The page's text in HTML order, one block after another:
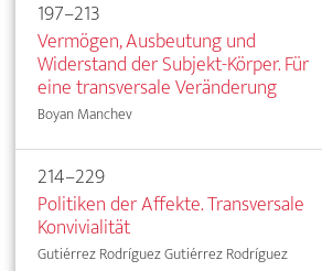
197–213
Vermögen, Ausbeutung und
Widerstand der Subjekt-Körper. Für
eine transversale Veränderung
Boyan Manchev
214–229
Politiken der Affekte. Transversale
Konvivialität
Gutiérrez Rodríguez Gutiérrez Rodríguez